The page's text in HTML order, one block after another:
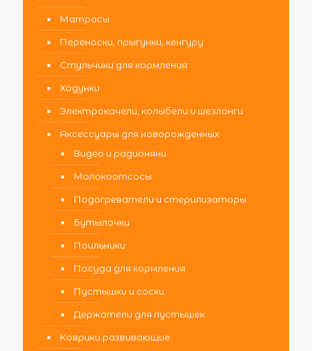
Матрасы
Переноски, прыгунки, кенгуру
Стульчики для кормления
Ходунки
Электрокачели, колыбели и шезлонги
Аксессуары для новорожденных
Видео и радионяни
Молокоотсосы
Подогреватели и стерилизаторы
Бутылочки
Поильники
Посуда для кормления
Пустышки и соски
Держатели для пустышек
Коврики развивающие